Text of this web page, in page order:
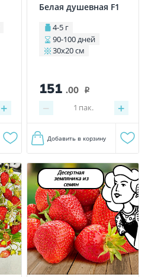
+
Белая душевная F1
4-5 г
90-100 дней
30х20 см
151 .00 i
− +
1 пак.
Добавить в корзину
Десертная
земляника из
семян